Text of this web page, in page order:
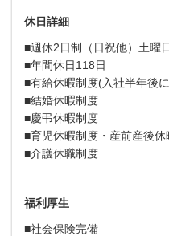
休日詳細
■週休2日制（日祝他）土曜
■年間休日118日
■有給休暇制度(入社半年後
■結婚休暇制度
■慶弔休暇制度
■育児休暇制度・産前産後休
■介護休職制度
福利厚生
■社会保険完備